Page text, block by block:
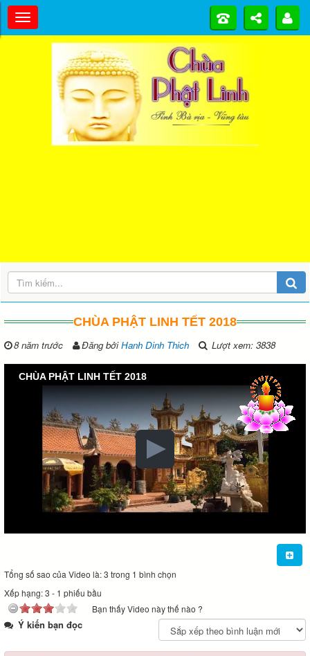
CHÙA PHẬT LINH TẾT 2018
8 năm trước Đăng bởiHanh Dinh Thich Lượt xem: 3838
CHÙA PHẬT LINH TẾT 2018
Tổng số sao của Video là: 3 trong 1 bình chọn
Xếp hạng:3 - 1 phiếu bầu
Bạn thấy Video này thế nào ?
Ý kiến bạn đọc